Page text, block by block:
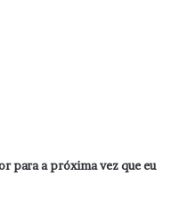
para a próxima vez que eu